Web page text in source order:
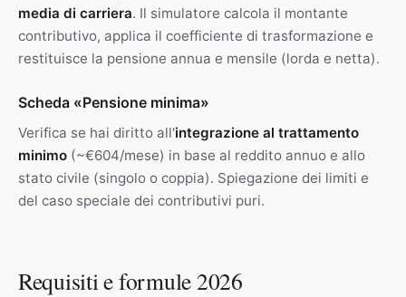
media di carriera. Il simulatore calcola il montante
contributivo, applica il coefficiente di trasformazione e
restituisce la pensione annua e mensile (lorda e netta).
Scheda «Pensione minima»
Verifica se hai diritto all'integrazione al trattamento
minimo (~€604/mese) in base al reddito annuo e allo
stato civile (singolo o coppia). Spiegazione dei limiti e
del caso speciale dei contributivi puri.
Requisiti e formule 2026